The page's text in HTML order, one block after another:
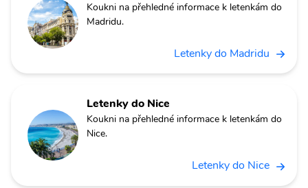
Koukni na přehledné informace k letenkám do
Madridu.
Letenky do Madridu
Letenky do Nice
Koukni na přehledné informace k letenkám do
Nice.
Letenky do Nice